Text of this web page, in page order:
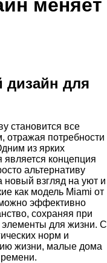
меняет
для
становится все
отражая потребности
из ярких
является концепция
альтернативу
взгляд на уют и
как модель Miami от
эффективно
сохраняя при
для жизни. С
норм и
жизни, малые дома